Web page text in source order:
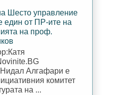
Шесто управление
един от ПР-ите на
на проф.
Алгафари е
комитет
на ...